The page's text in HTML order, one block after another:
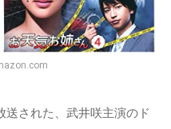
送された、武井咲主演のド